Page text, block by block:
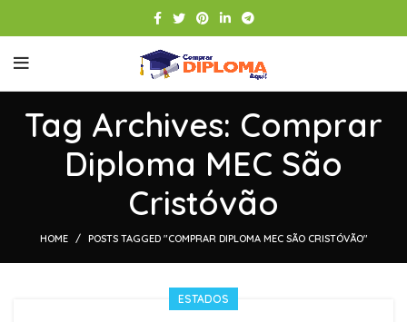
Tag Archives: Comprar
Diploma MEC São
Cristóvão
HOME POSTS TAGGED "COMPRAR DIPLOMA MEC SÃO CRISTÓVÃO"
ESTADOS